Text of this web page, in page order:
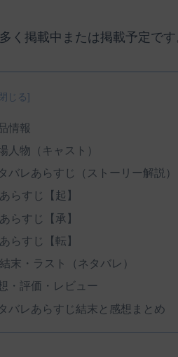
く掲載中または掲載予定です
情報
人物（キャスト）
レあらすじ（ストーリー解説）
らすじ【起】
らすじ【承】
らすじ【転】
末・ラスト（ネタバレ）
・評価・レビュー
バレあらすじ結末と感想まとめ